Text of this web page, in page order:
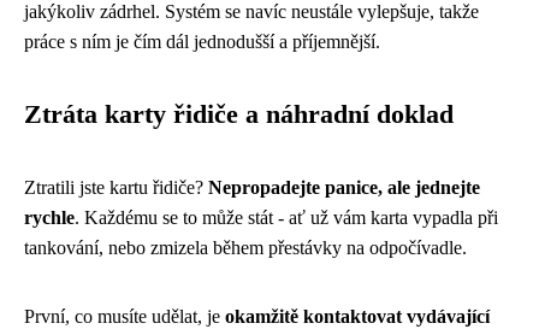
jakýkoliv zádrhel. Systém se navíc neustále vylepšuje, takže
práce s ním je čím dál jednodušší a příjemnější.
Ztráta karty řidiče a náhradní doklad
Ztratili jste kartu řidiče? Nepropadejte panice, ale jednejte
rychle. Každému se to může stát - ať už vám karta vypadla při
tankování, nebo zmizela během přestávky na odpočívadle.
První, co musíte udělat, je okamžitě kontaktovat vydávající